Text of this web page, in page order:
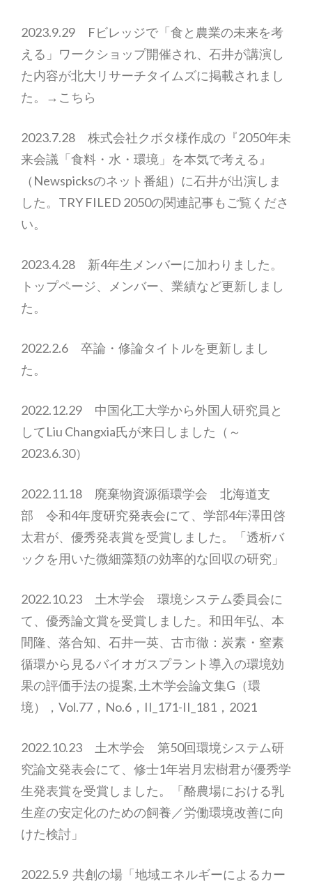
2023.9.29 Fビレッジで「食と農業の未来を考
える」ワークショップ開催され、石井が講演し
た内容が北大リサーチタイムズに掲載されまし
た。→こちら
2023.7.28 株式会社クボタ様作成の『2050年未
来会議「食料・水・環境」を本気で考える』
（Newspicksのネット番組）に石井が出演しま
した。TRY FILED 2050の関連記事もご覧くださ
い。
2023.4.28 新4年生メンバーに加わりました。
トップページ、メンバー、業績など更新しまし
た。
2022.2.6 卒論・修論タイトルを更新しまし
た。
2022.12.29 中国化工大学から外国人研究員と
してLiu Changxia氏が来日しました（～
2023.6.30）
2022.11.18 廃棄物資源循環学会 北海道支
部 令和4年度研究発表会にて、学部4年澤田啓
太君が、優秀発表賞を受賞しました。「透析バ
ックを用いた微細藻類の効率的な回収の研究」
2022.10.23 土木学会 環境システム委員会に
て、優秀論文賞を受賞しました。和田年弘、本
間隆、落合知、石井一英、古市徹：炭素・窒素
循環から見るバイオガスプラント導入の環境効
果の評価手法の提案, 土木学会論文集G（環
境），Vol.77，No.6，II_171-II_181，2021
2022.10.23 土木学会 第50回環境システム研
究論文発表会にて、修士1年岩月宏樹君が優秀学
生発表賞を受賞しました。「酪農場における乳
生産の安定化のための飼養／労働環境改善に向
けた検討」
2022.5.9 共創の場「地域エネルギーによるカー